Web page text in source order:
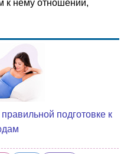
к нему отношении,
правильной подготовке к